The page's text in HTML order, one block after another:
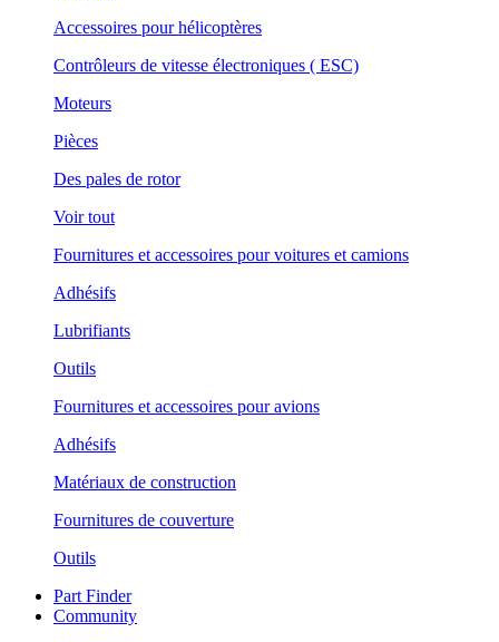
Accessoires pour hélicoptères
Contrôleurs de vitesse électroniques ( ESC)
Moteurs
Pièces
Des pales de rotor
Voir tout
Fournitures et accessoires pour voitures et camions
Adhésifs
Lubrifiants
Outils
Fournitures et accessoires pour avions
Adhésifs
Matériaux de construction
Fournitures de couverture
Outils
Part Finder
Community